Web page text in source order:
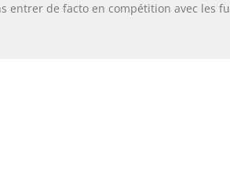
entrer de facto en compétition avec les